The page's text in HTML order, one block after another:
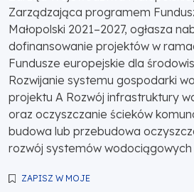
Zarządzająca programem
Małopolski 2021–2027, ogłasza
dofinansowanie projektów w
Fundusze europejskie dla
Rozwijanie systemu gospodarki
projektu A Rozwój infrastruktury
oraz oczyszczanie ścieków
budowa lub przebudowa
rozwój systemów wodociągowych
ZAPISZ W MOJE